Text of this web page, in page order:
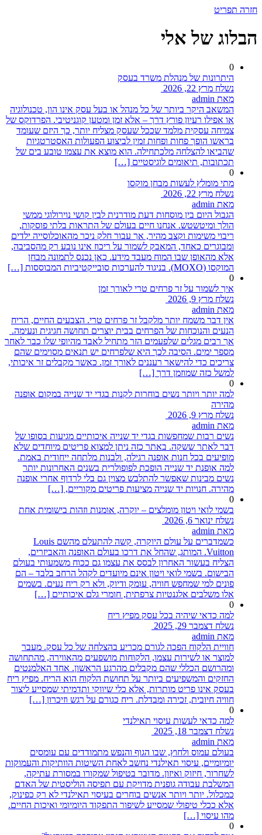
חזרה תפריט
הבלוג של אלי
0
היתרונות של מנהלת משרד בעסק
נשלח מרץ 22, 2026
מאת admin
המשאב היקר ביותר של כל מנהל או בעל עסק אינו הון, טכנולוגיה
או אפילו רעיון פורץ דרך – אלא זמן ומטען קוגניטיבי. הפרדוקס של
צמיחה עסקית מלמד שככל שעסק מצליח יותר, כך היזם שעומד
בראשו הופך פחות ופחות זמין לביצוע הפעולות האסטרטגיות
שהביאו להצלחה מלכתחילה. הוא מוצא את עצמו טובע בים של
תכתובות, תיאומים לוגיסטיים […]
0
מתי מומלץ לעשות מבחן מוקסו
נשלח מרץ 22, 2026
מאת admin
הגבול היום בין מוסחות דעת מודרנית לבין קושי נוירולוגי ממשי
הולך ומיטשטש. אנחנו חיים בעולם של התראות בלתי פוסקות,
ריבוי משימות וקצב מהיר, אך עבור חלק ניכר מהאוכלוסייה ילדים
ומבוגרים כאחד, המאבק לשמור על ריכוז אינו נובע רק מהסביבה,
אלא מהאופן שבו המוח מעבד מידע. כאן נכנס לתמונה מבחן
המוקסו (MOXO). בניגוד להערכות סובייקטיביות המבוססות […]
0
איך לשמור על זר פרחים טרי לאורך זמן
נשלח מרץ 9, 2026
מאת admin
אין דבר משמח יותר מלקבל זר פרחים טרי. הצבעים החיים, הריח
הנעים והנוכחות של הפרחים בבית יוצרים תחושה חגיגית ונעימה.
אך רבים מגלים שלפעמים הזר מתחיל לאבד מהיופי שלו כבר לאחר
מספר ימים. הסיבה לכך היא שלפרחים יש תנאים מסוימים שהם
צריכים כדי להישאר רעננים לאורך זמן. כאשר מקבלים זר איכותי,
למשל כזה שמוזמן דרך […]
0
למה יותר ויותר נשים בוחרות לקנות בגדי יד שנייה במקום אופנה
מהירה
נשלח מרץ 9, 2026
מאת admin
נשים רבות שמחפשות בגדי יד שנייה איכותיים מגיעות בסופו של
דבר לאתר ששקה. באתר כזה ניתן למצוא פריטים מיוחדים שלא
מופיעים בכל חנות אופנה רגילה, ולבנות מלתחה ייחודית באמת.
למה אופנת יד שנייה הופכת לפופולרית בשנים האחרונות יותר
נשים מבינות שאפשר להתלבש מצוין גם בלי לרדוף אחרי אופנה
מהירה. חנויות יד שנייה מציעות פריטים מקוריים, […]
0
בשמי לואי ויטון מומלצים – יוקרה, אומנות וזהות בישומית אחת
נשלח ינואר 6, 2026
מאת admin
כשמדברים על עולם היוקרה, קשה להתעלם מהשם Louis
Vuitton. המותג, שהחל את דרכו בעולם האופנה והאביזרים,
הצליח בעשור האחרון לבסס את עצמו גם ככוח משמעותי בעולם
הבישום. בשמי לואי ויטון אינם מיועדים לקהל הרחב בלבד – הם
פונים למי שמחפש חוויה, עומק ודיוק, ולא רק ריח נעים. בשמים
אלו משלבים אלגנטיות צרפתית, חומרי גלם איכותיים […]
0
למה כדאי שיהיה בכל עסק מפיץ ריח
נשלח דצמבר 29, 2025
מאת admin
חוויית הלקוח הפכה לגורם מכריע בהצלחה של כל עסק. מעבר
למוצר או לשירות עצמו, הלקוחות מושפעים מהאווירה, מהתחושה
ומהרושם הכללי שהם מקבלים מהרגע הראשון. אחד האלמנטים
החזקים והמשפיעים ביותר על תחושת הלקוח הוא הריח. מפיץ ריח
בעסק אינו פריט מותרות, אלא כלי שיווקי ותדמיתי שמסייע ליצור
חוויה חיובית, זכירה ומבדלת. ריח כגורם על רגש וזיכרון […]
0
למה כדאי לעשות עיסוי תאילנדי
נשלח דצמבר 18, 2025
מאת admin
בעולם עמוס ולחוץ, שבו הגוף והנפש מתמודדים עם עומסים
יומיומיים, עיסוי תאילנדי נחשב לאחת השיטות הוותיקות והעמוקות
לשחרור, חיזוק ואיזון. מדובר בטיפול שמקורו במסורת עתיקה,
המשלבת עבודה גופנית מדויקת עם תפיסה הוליסטית של האדם
כמכלול. יותר ויותר אנשים בוחרים בעיסוי תאילנדי לא רק כפינוק,
אלא ככלי טיפולי שמסייע לשיפור התפקוד היומיומי ואיכות החיים.
מהו עיסוי […]
0